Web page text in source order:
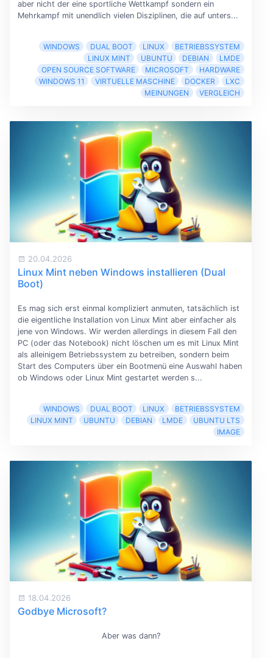
aber nicht der eine sportliche Wettkampf sondern ein
Mehrkampf mit unendlich vielen Disziplinen, die auf unters...
WINDOWS DUAL BOOT LINUX
BETRIEBSSYSTEM
LINUX MINT
UBUNTU DEBIAN
LMDE
OPEN SOURCE SOFTWARE
MICROSOFT
HARDWARE
WINDOWS 11
VIRTUELLE MASCHINE DOCKER
LXC
MEINUNGEN
VERGLEICH
20.04.2026
Linux Mint neben Windows installieren (Dual
Boot)
Es mag sich erst einmal kompliziert anmuten, tatsächlich ist
die eigentliche Installation von Linux Mint aber einfacher als
jene von Windows. Wir werden allerdings in diesem Fall den
PC (oder das Notebook) nicht löschen um es mit Linux Mint
als alleinigem Betriebssystem zu betreiben, sondern beim
Start des Computers über ein Bootmenü eine Auswahl haben
ob Windows oder Linux Mint gestartet werden s...
WINDOWS DUAL BOOT LINUX
BETRIEBSSYSTEM
LINUX MINT
UBUNTU DEBIAN LMDE
UBUNTU LTS
IMAGE
18.04.2026
Godbye Microsoft?
Aber was dann?